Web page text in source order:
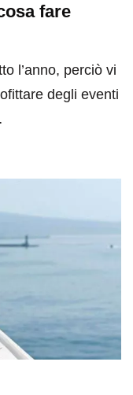
fare
l’anno, perciò vi
degli eventi